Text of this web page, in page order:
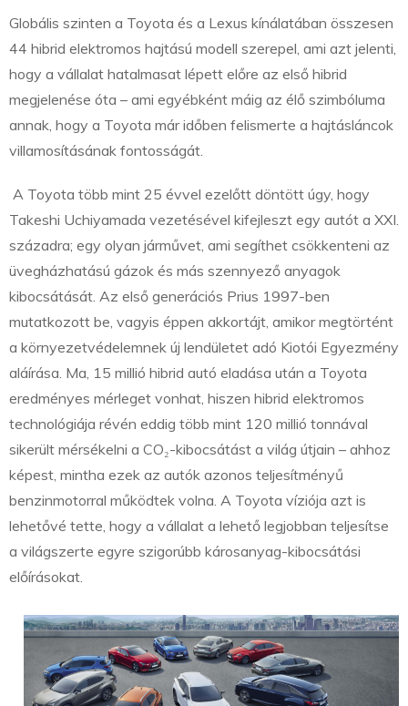
Globális szinten a Toyota és a Lexus kínálatában összesen
44 hibrid elektromos hajtású modell szerepel, ami azt jelenti,
hogy a vállalat hatalmasat lépett előre az első hibrid
megjelenése óta – ami egyébként máig az élő szimbóluma
annak, hogy a Toyota már időben felismerte a hajtásláncok
villamosításának fontosságát.
A Toyota több mint 25 évvel ezelőtt döntött úgy, hogy
Takeshi Uchiyamada vezetésével kifejleszt egy autót a XXI.
századra; egy olyan járművet, ami segíthet csökkenteni az
üvegházhatású gázok és más szennyező anyagok
kibocsátását. Az első generációs Prius 1997-ben
mutatkozott be, vagyis éppen akkortájt, amikor megtörtént
a környezetvédelemnek új lendületet adó Kiotói Egyezmény
aláírása. Ma, 15 millió hibrid autó eladása után a Toyota
eredményes mérleget vonhat, hiszen hibrid elektromos
technológiája révén eddig több mint 120 millió tonnával
sikerült mérsékelni a CO₂-kibocsátást a világ útjain – ahhoz
képest, mintha ezek az autók azonos teljesítményű
benzinmotorral működtek volna. A Toyota víziója azt is
lehetővé tette, hogy a vállalat a lehető legjobban teljesítse
a világszerte egyre szigorúbb károsanyag-kibocsátási
előírásokat.